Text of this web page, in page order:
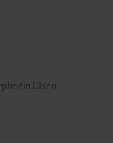
Olsen